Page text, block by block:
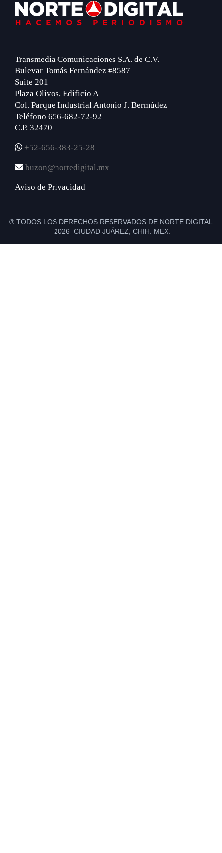
Footer
Transmedia Comunicaciones S.A. de C.V.
Bulevar Tomás Fernández #8587
Suite 201
Plaza Olivos, Edificio A
Col. Parque Industrial Antonio J. Bermúdez
Teléfono 656-682-72-92
C.P. 32470
+52-656-383-25-28
buzon@nortedigital.mx
Aviso de Privacidad
® TODOS LOS DERECHOS RESERVADOS DE NORTE DIGITAL
2026 CIUDAD JUÁREZ, CHIH. MEX.